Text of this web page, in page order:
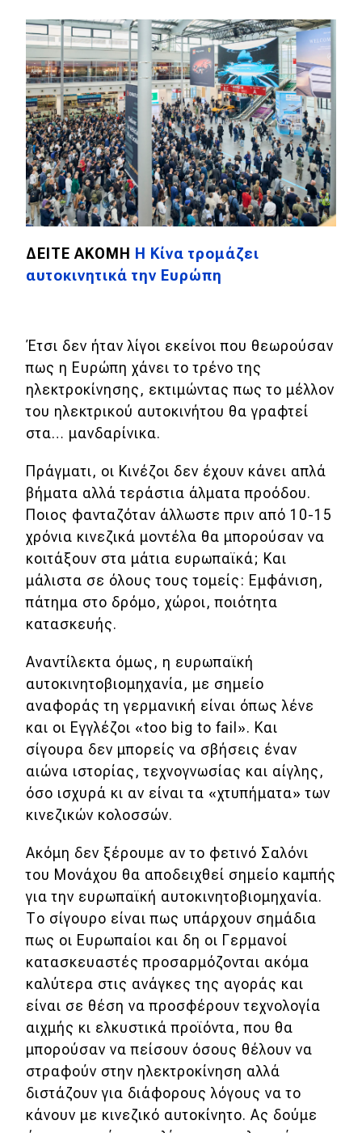
DRIVE Away
MOTO
Μεταχειρισμένο
Οδηγός αγοράς
Συμβουλές
Χρηστικά
Οδική βοήθεια
eDRIVE
DRIVE USED
ΔΕΙΤΕ ΑΚΟΜΗ
Η Κίνα τρομάζει
αυτοκινητικά την Ευρώπη
Έτσι δεν ήταν λίγοι εκείνοι που θεωρούσαν
πως η Ευρώπη χάνει το τρένο της
ηλεκτροκίνησης, εκτιμώντας πως το μέλλον
του ηλεκτρικού αυτοκινήτου θα γραφτεί
στα… μανδαρίνικα.
Πράγματι, οι Κινέζοι δεν έχουν κάνει απλά
βήματα αλλά τεράστια άλματα προόδου.
Ποιος φανταζόταν άλλωστε πριν από 10-15
χρόνια κινεζικά μοντέλα θα μπορούσαν να
κοιτάξουν στα μάτια ευρωπαϊκά; Και
μάλιστα σε όλους τους τομείς: Εμφάνιση,
πάτημα στο δρόμο, χώροι, ποιότητα
κατασκευής.
Αναντίλεκτα όμως, η ευρωπαϊκή
αυτοκινητοβιομηχανία, με σημείο
αναφοράς τη γερμανική είναι όπως λένε
και οι Εγγλέζοι «too big to fail». Και
σίγουρα δεν μπορείς να σβήσεις έναν
αιώνα ιστορίας, τεχνογνωσίας και αίγλης,
όσο ισχυρά κι αν είναι τα «χτυπήματα» των
κινεζικών κολοσσών.
Ακόμη δεν ξέρουμε αν το φετινό Σαλόνι
του Μονάχου θα αποδειχθεί σημείο καμπής
για την ευρωπαϊκή αυτοκινητοβιομηχανία.
Το σίγουρο είναι πως υπάρχουν σημάδια
πως οι Ευρωπαίοι και δη οι Γερμανοί
κατασκευαστές προσαρμόζονται ακόμα
καλύτερα στις ανάγκες της αγοράς και
είναι σε θέση να προσφέρουν τεχνολογία
αιχμής κι ελκυστικά προϊόντα, που θα
μπορούσαν να πείσουν όσους θέλουν να
στραφούν στην ηλεκτροκίνηση αλλά
διστάζουν για διάφορους λόγους να το
κάνουν με κινεζικό αυτοκίνητο. Ας δούμε